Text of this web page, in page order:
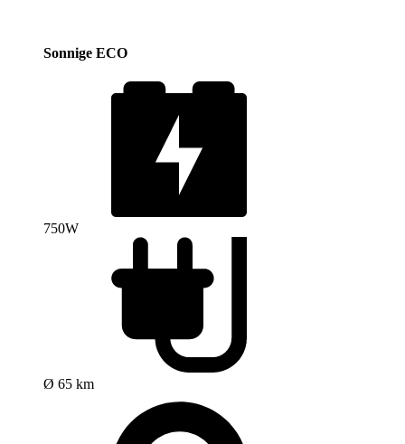
Sonnige ECO
750W
Ø 65 km